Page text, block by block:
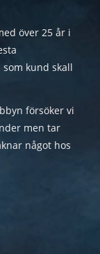
över 25 år i
kund skall
försöker vi
men tar
något hos